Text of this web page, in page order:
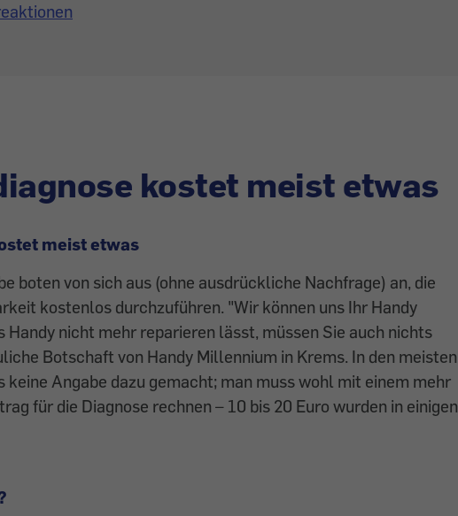
kostet meist etwas
meist etwas
boten von sich aus (ohne ausdrückliche Nachfrage) an, die
kostenlos durchzuführen. "Wir können uns Ihr Handy
Handy nicht mehr reparieren lässt, müssen Sie auch nichts
Botschaft von Handy Millennium in Krems. In den meisten
Angabe dazu gemacht; man muss wohl mit einem mehr
für die Diagnose rechnen – 10 bis 20 Euro wurden in einigen